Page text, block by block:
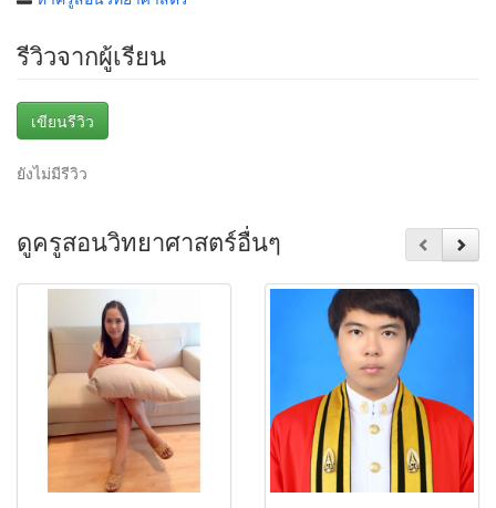
รีวิวจากผู้เรียน
เขียนรีวิว
ยังไม่มีรีวิว
ดูครูสอนวิทยาศาสตร์อื่นๆ